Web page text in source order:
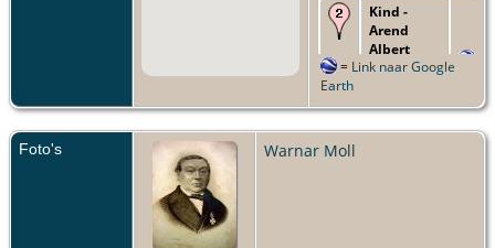
Kind -
Arend
Albert
Moll- 22
Putten
= Link naar Google
Earth
Foto's Warnar Moll